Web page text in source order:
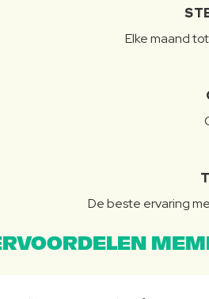
Elke maand
De beste ervaring